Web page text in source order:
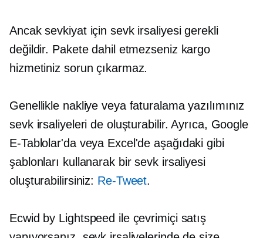
Ancak sevkiyat için sevk irsaliyesi gerekli
değildir. Pakete dahil etmezseniz kargo
hizmetiniz sorun çıkarmaz.
Genellikle nakliye veya faturalama yazılımınız
sevk irsaliyeleri de oluşturabilir. Ayrıca, Google
E-Tablolar'da veya Excel'de aşağıdaki gibi
şablonları kullanarak bir sevk irsaliyesi
oluşturabilirsiniz: Re-Tweet.
Ecwid by Lightspeed ile çevrimiçi satış